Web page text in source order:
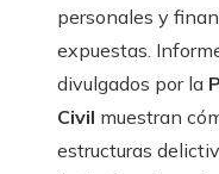
personales y
expuestas.
divulgados por la
Civil muestran
estructuras